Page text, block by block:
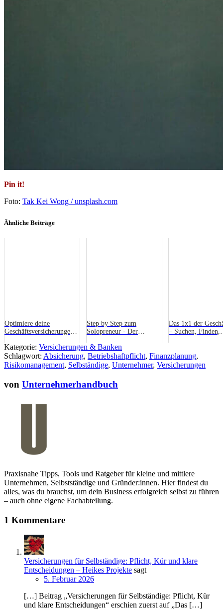
Pin it!
Foto: Tak Kei Wong / unsplash.com
Ähnliche Beiträge
Optimiere deine
Geschäftsversicherungen:
Step by Step zum
Solopreneur - Der
Selbstständigkeit und
Unternehmertum
Das 1x1 der
– Suchen, Finden,
Kategorie: Versicherungen & Banken
Schlagwort: Absicherung, Betriebshaftpflicht, Finanzplanung,
Risikomanagement, Selbständige, Unternehmer, Versicherungen
von Unternehmerhandbuch
Praxisnahe Tipps, Tools und Ratgeber für kleine und mittlere
Unternehmen, Selbstständige und Gründer:innen. Hier findest du
alles, was du brauchst, um dein Business erfolgreich selbst zu führen
– auch ohne eigene Fachabteilung.
1 Kommentare
Versicherungen für Selbständige: Pflicht, Kür und klare
Entscheidungen – Heikes Projekte sagt
5. Februar 2026
[…] Beitrag „Versicherungen für Selbständige: Pflicht, Kür
und klare Entscheidungen“ erschien zuerst auf „Das […]